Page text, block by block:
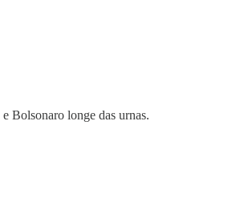
Bolsonaro longe das urnas.